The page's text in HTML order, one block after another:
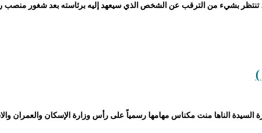
تنتظر بشيء من الترقب عن الشخص الذي سيعهد إليه برئاسته بعد شغور
)
الثلاثاء، 30 من سبتمبر 2025، تسلمت معالي الوزيرة السيدة الناها منت مكناس مهامها رسمياً على رأس وزارة